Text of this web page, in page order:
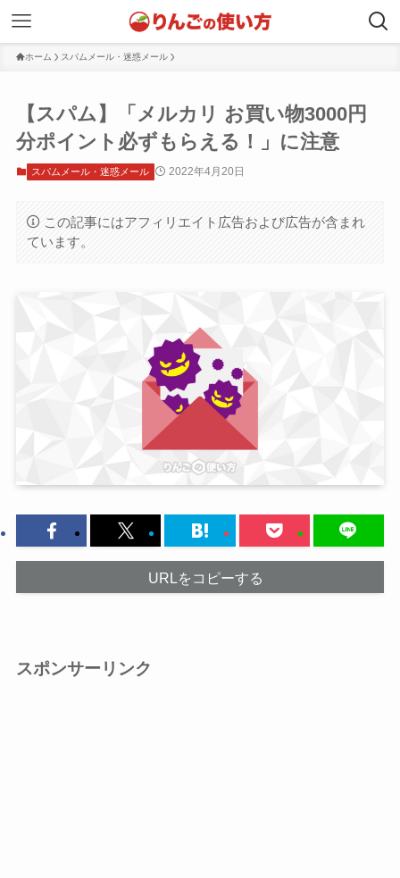
ホーム スパムメール・迷惑メール
【スパム】「メルカリ お買い物3000円
分ポイント必ずもらえる！」に注意
スパムメール・迷惑メール 2022年4月20日
この記事にはアフィリエイト広告および広告が含まれ
ています。
URLをコピーする
スポンサーリンク